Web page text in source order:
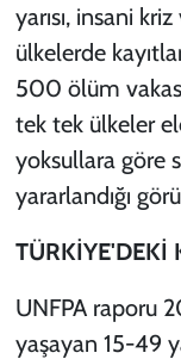
yarısı, insani
ülkelerde
500 ölüm
tek tek ülkeler
yoksullara göre
yararlandığı
TÜRKİYE'DEKİ
UNFPA raporu
yaşayan 15-49